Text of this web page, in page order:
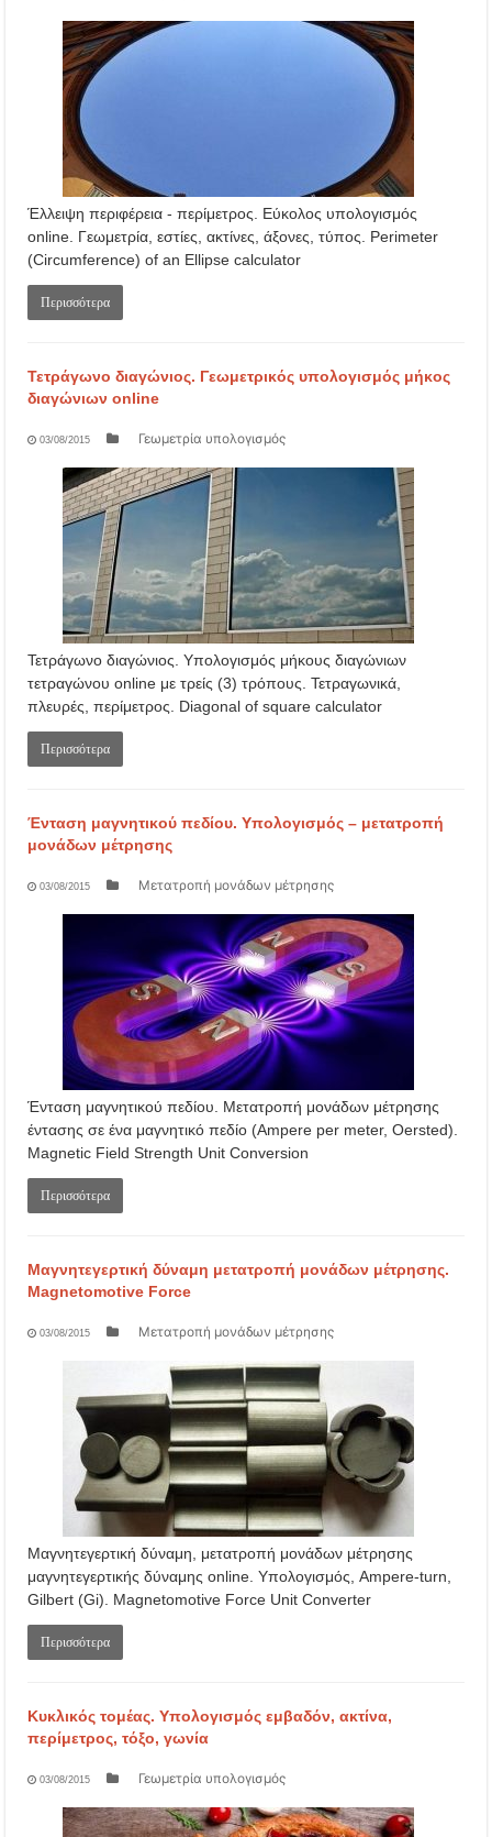
Έλλειψη περιφέρεια - περίμετρος. Εύκολος υπολογισμός
online. Γεωμετρία, εστίες, ακτίνες, άξονες, τύπος. Perimeter
(Circumference) of an Ellipse calculator
Περισσότερα
Τετράγωνο διαγώνιος. Γεωμετρικός υπολογισμός μήκος
διαγώνιων online
03/08/2015 Γεωμετρία υπολογισμός
Τετράγωνο διαγώνιος. Υπολογισμός μήκους διαγώνιων
τετραγώνου online με τρείς (3) τρόπους. Τετραγωνικά,
πλευρές, περίμετρος. Diagonal of square calculator
Περισσότερα
Ένταση μαγνητικού πεδίου. Υπολογισμός – μετατροπή
μονάδων μέτρησης
03/08/2015 Μετατροπή μονάδων μέτρησης
Ένταση μαγνητικού πεδίου. Μετατροπή μονάδων μέτρησης
έντασης σε ένα μαγνητικό πεδίο (Ampere per meter, Oersted).
Magnetic Field Strength Unit Conversion
Περισσότερα
Μαγνητεγερτική δύναμη μετατροπή μονάδων μέτρησης.
Magnetomotive Force
03/08/2015 Μετατροπή μονάδων μέτρησης
Μαγνητεγερτική δύναμη, μετατροπή μονάδων μέτρησης
μαγνητεγερτικής δύναμης online. Υπολογισμός, Ampere-turn,
Gilbert (Gi). Magnetomotive Force Unit Converter
Περισσότερα
Κυκλικός τομέας. Υπολογισμός εμβαδόν, ακτίνα,
περίμετρος, τόξο, γωνία
03/08/2015 Γεωμετρία υπολογισμός